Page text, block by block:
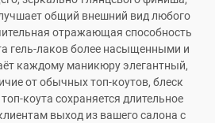
общий внешний вид любого
отражающая способность
гель-лаков более насыщенными и
каждому маникюру элегантный,
от обычных топ-коутов, блеск
коута сохраняется длительное
выход из вашего салона с